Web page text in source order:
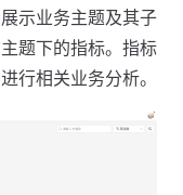
示业务主题及其子
题下的指标。指标
行相关业务分析。